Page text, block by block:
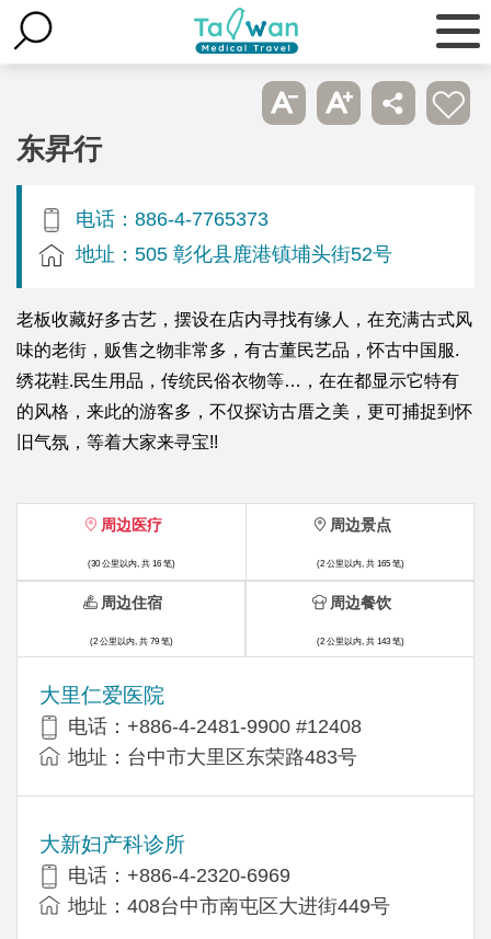
东昇行
电话：886-4-7765373
地址：505 彰化县鹿港镇埔头街52号
老板收藏好多古艺，摆设在店内寻找有缘人，在充满古式风
味的老街，贩售之物非常多，有古董民艺品，怀古中国服.
绣花鞋.民生用品，传统民俗衣物等…，在在都显示它特有
的风格，来此的游客多，不仅探访古厝之美，更可捕捉到怀
旧气氛，等着大家来寻宝!!
周边医疗
(30 公里以内, 共 16 笔)
大里仁爱医院
电话：+886-4-2481-9900 #12408
地址：台中市大里区东荣路483号
大新妇产科诊所
电话：+886-4-2320-6969
地址：408台中市南屯区大进街449号
周边景点
(2 公里以内, 共 165 笔)
周边住宿
(2 公里以内, 共 79 笔)
周边餐饮
(2 公里以内, 共 143 笔)